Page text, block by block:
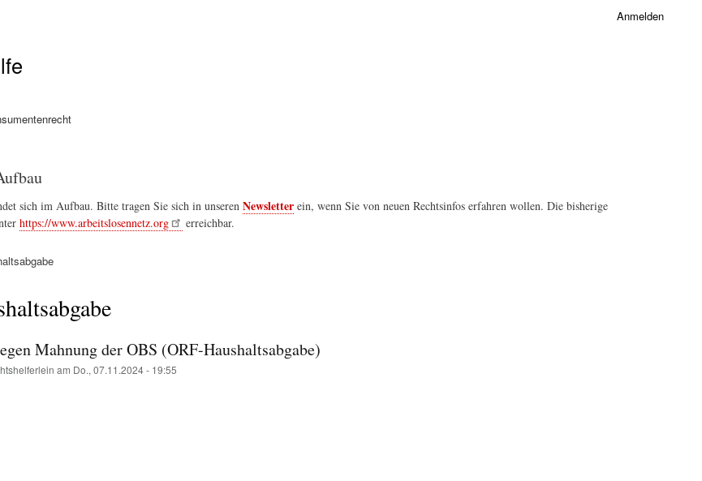
Anmelden
sich im Aufbau. Bitte tragen Sie sich in unseren Newsletterein, wenn Sie von neuen Rechtsinfos erfahren wollen. Die bisherige
https://www.arbeitslosennetz.org erreichbar.
Mahnung der OBS (ORF-Haushaltsabgabe)
am Do., 07.11.2024 - 19:55